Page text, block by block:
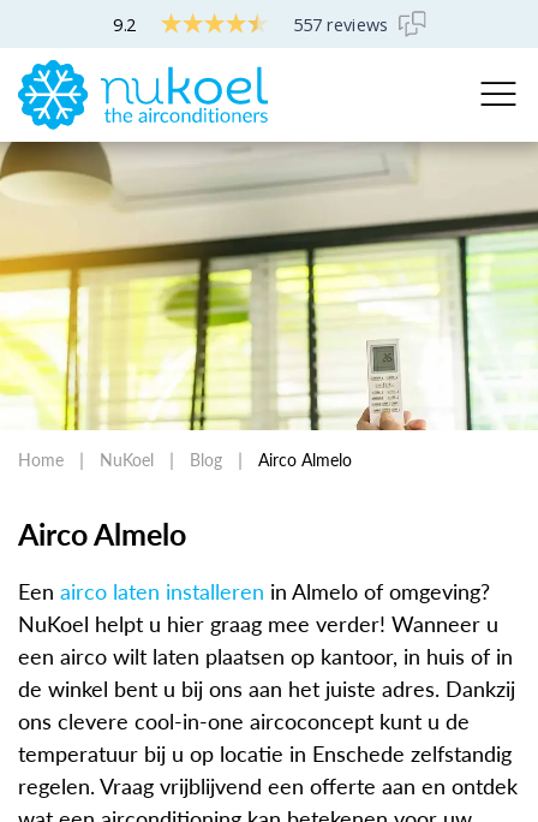
9.2 557 reviews
Home NuKoel Blog Airco Almelo
Airco Almelo
Een airco laten installeren in Almelo of omgeving?
NuKoel helpt u hier graag mee verder! Wanneer u
een airco wilt laten plaatsen op kantoor, in huis of in
de winkel bent u bij ons aan het juiste adres. Dankzij
ons clevere cool-in-one aircoconcept kunt u de
temperatuur bij u op locatie in Enschede zelfstandig
regelen. Vraag vrijblijvend een offerte aan en ontdek